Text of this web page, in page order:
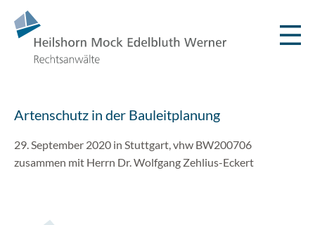
Artenschutz in der Bauleitplanung
29. September 2020 in Stuttgart, vhw BW200706
zusammen mit Herrn Dr. Wolfgang Zehlius-Eckert